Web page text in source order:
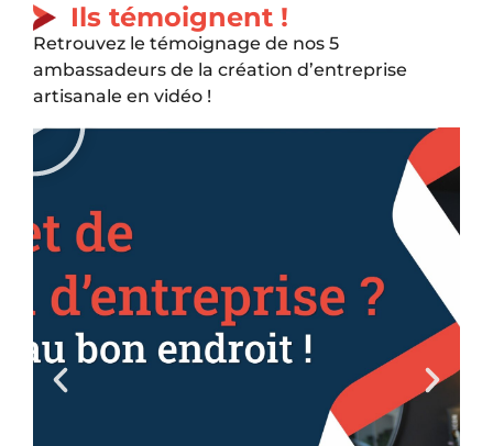
Ils témoignent !
Retrouvez le témoignage de nos 5
ambassadeurs de la création d’entreprise
artisanale en vidéo !